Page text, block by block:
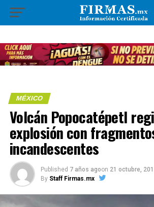
MÉXICO
Volcán Popocatépetl
explosión con
incandescentes
Published 7 años agoon 21 octubre,
By Staff Firmas.mx